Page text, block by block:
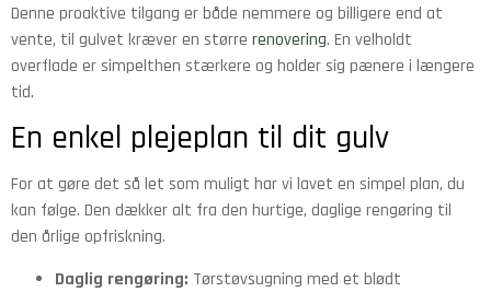
Denne proaktive tilgang er både nemmere og billigere end at
vente, til gulvet kræver en større renovering. En velholdt
overflade er simpelthen stærkere og holder sig pænere i længere
tid.
En enkel plejeplan til dit gulv
For at gøre det så let som muligt har vi lavet en simpel plan, du
kan følge. Den dækker alt fra den hurtige, daglige rengøring til
den årlige opfriskning.
Daglig rengøring: Tørstøvsugning med et blødt